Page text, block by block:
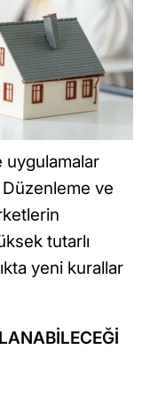
Düzenleme ve
tutarlı
yeni kurallar